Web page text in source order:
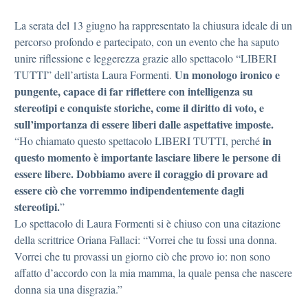
La serata del 13 giugno ha rappresentato la chiusura ideale di un
percorso profondo e partecipato, con un evento che ha saputo
unire riflessione e leggerezza grazie allo spettacolo “LIBERI
TUTTI” dell’artista Laura Formenti. Un monologo ironico e
pungente, capace di far riflettere con intelligenza su
stereotipi e conquiste storiche, come il diritto di voto, e
sull’importanza di essere liberi dalle aspettative imposte.
“Ho chiamato questo spettacolo LIBERI TUTTI, perchéin
questo momento è importante lasciare libere le persone di
essere libere. Dobbiamo avere il coraggio di provare ad
essere ciò che vorremmo indipendentemente dagli
stereotipi.”
Lo spettacolo di Laura Formenti si è chiuso con una citazione
della scrittrice Oriana Fallaci: “Vorrei che tu fossi una donna.
Vorrei che tu provassi un giorno ciò che provo io: non sono
affatto d’accordo con la mia mamma, la quale pensa che nascere
donna sia una disgrazia.”